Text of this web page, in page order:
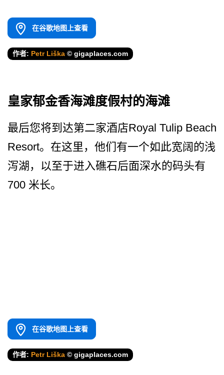
在谷歌地图上查看
作者: Petr Liška © gigaplaces.com
皇家郁金香海滩度假村的海滩
最后您将到达第二家酒店Royal Tulip Beach
Resort。在这里，他们有一个如­此宽阔的浅
泻湖，以至于进入礁石后面深水的码头有
700 米长。
在谷歌地图上查看
作者: Petr Liška © gigaplaces.com